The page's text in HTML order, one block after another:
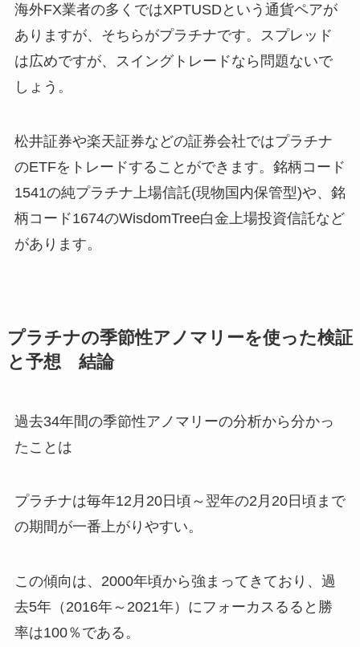
海外FX業者の多くではXPTUSDという通貨ペアが
ありますが、そちらがプラチナです。スプレッド
は広めですが、スイングトレードなら問題ないで
しょう。
松井証券や楽天証券などの証券会社ではプラチナ
のETFをトレードすることができます。銘柄コード
1541の純プラチナ上場信託(現物国内保管型)や、銘
柄コード1674のWisdomTree白金上場投資信託など
があります。
プラチナの季節性アノマリーを使った検証
と予想 結論
過去34年間の季節性アノマリーの分析から分かっ
たことは
プラチナは毎年12月20日頃～翌年の2月20日頃まで
の期間が一番上がりやすい。
この傾向は、2000年頃から強まってきており、過
去5年（2016年～2021年）にフォーカスるると勝
率は100％である。